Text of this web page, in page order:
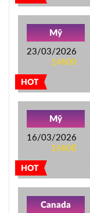
HOT
Mỹ
23/03/2026
14h00
HOT
Mỹ
16/03/2026
16h00
Canada